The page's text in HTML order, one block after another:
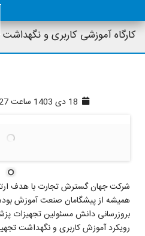
کارگاه آموزشی کاربری و نگهداشت
18 دی 1403 ساعت 14:18:27
شرکت جهان گسترش تجارت با هدف
همیشه از پیشگامان صنعت آموزش
بروزرسانی دانش مسئولین تجهیزات
رویکرد آموزش کاربری و نگهداشت